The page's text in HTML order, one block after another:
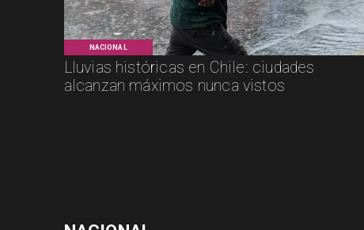
NACIONAL
Lluvias históricas en Chile: ciudades
alcanzan máximos nunca vistos